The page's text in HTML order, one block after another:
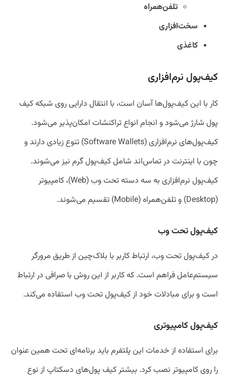
تلفن‌همراه
سخت‌افزاری
کاغذی
کیف‌پول نرم‌افزاری
کار با این کیف‌پول‌ها آسان است، با انتقال دارایی روی شبکه کیف
پول شارژ می‌شود و انجام انواع تراکنشات امکان‌پذیر می‌شود.
کیف‌پول‌های نرم‌افزاری (Software Wallets) تنوع زیادی دارند و
چون با اینترنت در تماس‌اند شامل کیف‌پول گرم نیز می‌شوند.
کیف‌پول نرم‌افزاری به سه دسته تحت وب (Web)، کامپیوتر
(Desktop) و تلفن‌همراه (Mobile) تقسیم می‌شوند.
کیف‌پول تحت وب
در کیف‌پول تحت وب، ارتباط کاربر با بلاک‌چین از طریق مرورگر
سیستم‌عامل فراهم است. که کاربر از این روش با صرافی در ارتباط
است و برای مبادلات خود از کیف‌پول تحت وب استفاده می‌کند.
کیف‌پول کامپیوتری
برای استفاده از خدمات این پلتفرم باید برنامه‌ای تحت همین عنوان
را روی کامپیوتر نصب کرد. بیشتر کیف پول‌های دسکتاپ از نوع